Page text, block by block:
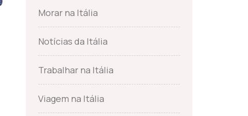
Morar na Itália
Notícias da Itália
Trabalhar na Itália
Viagem na Itália